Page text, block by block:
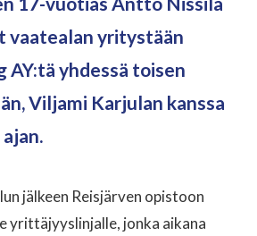
vaatealan yritystään
AY:tä yhdessä toisen
Viljami Karjulan kanssa
jälkeen Reisjärven opistoon
yrittäjyyslinjalle, jonka aikana